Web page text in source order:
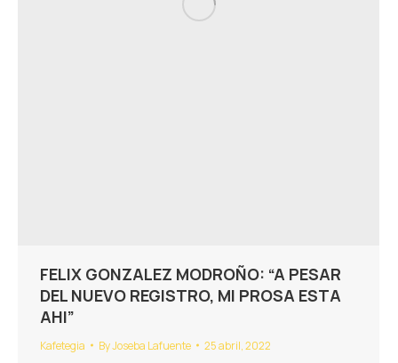
FELIX GONZALEZ MODROÑO: “A PESAR
DEL NUEVO REGISTRO, MI PROSA ESTA
AHI”
Kafetegia ByJoseba Lafuente 25 abril, 2022